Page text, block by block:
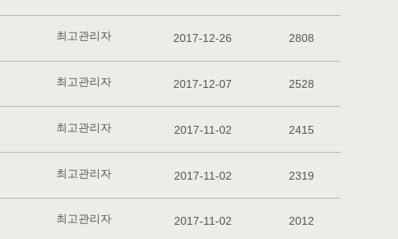
최고관리자 2017-12-26 2808
최고관리자 2017-12-07 2528
최고관리자 2017-11-02 2415
최고관리자 2017-11-02 2319
최고관리자 2017-11-02 2012